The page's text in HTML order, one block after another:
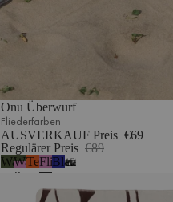
Onu Überwurf
Fliederfarben
AUSVERKAUF Preis €69
Regulärer Preis €89
Waldgrün
Waldgrün
&
Fliederflaum
Terrakotta
Fliederfarben
Blaubeermousse
2